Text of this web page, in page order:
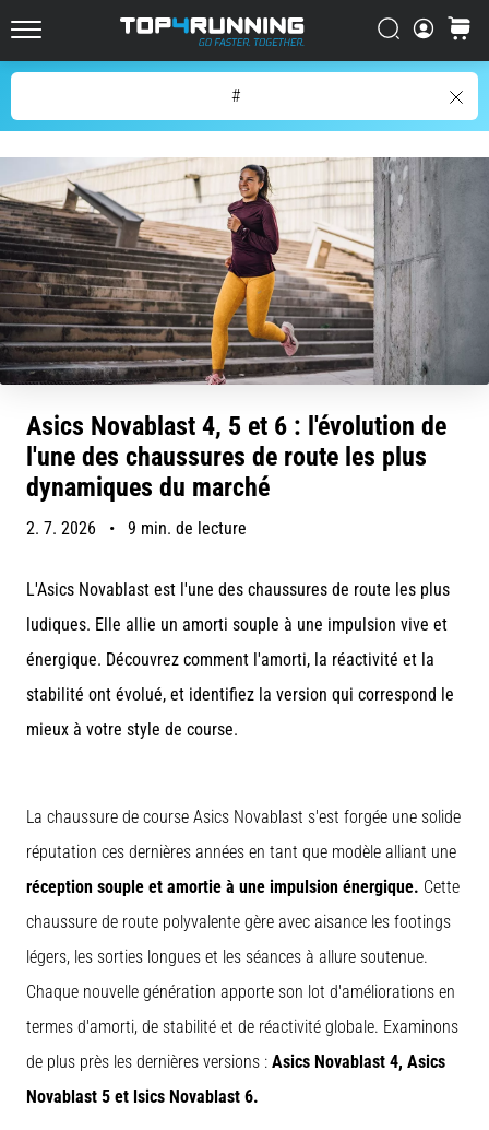
#
Chercher
Panier
Chercher
de
genou
coureur
au
moins
une
fois
dans
sa
vie,
qu'il
soit
amateur
professionnel.
Quelles…
Aponévrosite
plantaire
symptômes,
causes
et
souffrez
douleur
vive
talon
pendant
après
votre
L'aponévrosite
Asics Novablast 4, 5 et 6 : l'évolution de
l'une des chaussures de route les plus
dynamiques du marché
2. 7. 2026 • 9 min. de lecture
L'Asics Novablast est l'une des chaussures de route les plus
ludiques. Elle allie un amorti souple à une impulsion vive et
énergique. Découvrez comment l'amorti, la réactivité et la
stabilité ont évolué, et identifiez la version qui correspond le
mieux à votre style de course.
La chaussure de course Asics Novablast s'est forgée une solide
réputation ces dernières années en tant que modèle alliant une
réception souple et amortie à une impulsion énergique. Cette
chaussure de route polyvalente gère avec aisance les footings
légers, les sorties longues et les séances à allure soutenue.
Chaque nouvelle génération apporte son lot d'améliorations en
termes d'amorti, de stabilité et de réactivité globale. Examinons
de plus près les dernières versions : Asics Novablast 4, Asics
Novablast 5 et lsics Novablast 6.